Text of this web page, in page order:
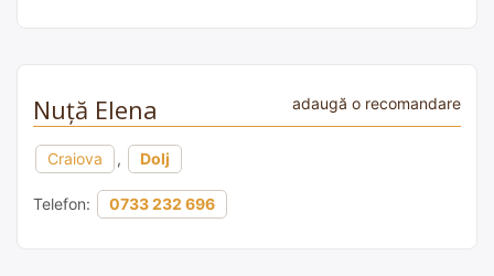
Nuță Elena adaugă o recomandare
Craiova , Dolj
Telefon: 0733 232 696